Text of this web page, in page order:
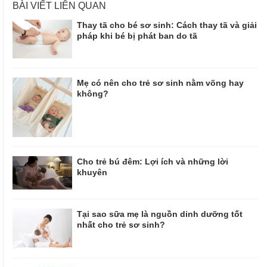
BÀI VIẾT LIÊN QUAN
Thay tã cho bé sơ sinh: Cách thay tã và giải
pháp khi bé bị phát ban do tã
Mẹ có nên cho trẻ sơ sinh nằm võng hay
không?
Cho trẻ bú đêm: Lợi ích và những lời
khuyên
Tại sao sữa mẹ là nguồn dinh dưỡng tốt
nhất cho trẻ sơ sinh?